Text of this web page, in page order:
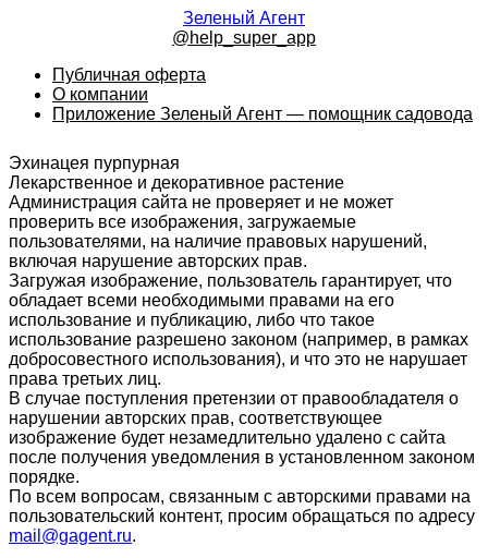
Зеленый Агент
@help_super_app
Публичная оферта
О компании
Приложение Зеленый Агент — помощник садовода
Эхинацея пурпурная
Лекарственное и декоративное растение
Администрация сайта не проверяет и не может
проверить все изображения, загружаемые
пользователями, на наличие правовых нарушений,
включая нарушение авторских прав.
Загружая изображение, пользователь гарантирует, что
обладает всеми необходимыми правами на его
использование и публикацию, либо что такое
использование разрешено законом (например, в рамках
добросовестного использования), и что это не нарушает
права третьих лиц.
В случае поступления претензии от правообладателя о
нарушении авторских прав, соответствующее
изображение будет незамедлительно удалено с сайта
после получения уведомления в установленном законом
порядке.
По всем вопросам, связанным с авторскими правами на
пользовательский контент, просим обращаться по адресу
mail@gagent.ru.